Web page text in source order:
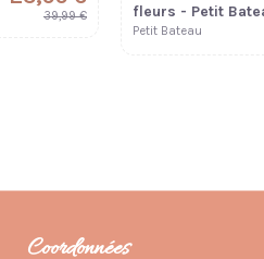
39,99 €
fleurs - Petit
Petit Bateau
Coordonnées